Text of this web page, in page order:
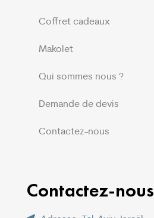
Coffret cadeaux
Makolet
Qui sommes nous ?
Demande de devis
Contactez-nous
Contactez-nous